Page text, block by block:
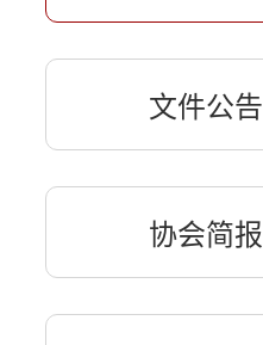
文件公告
协会简报